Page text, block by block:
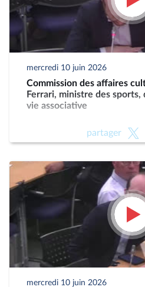
mercredi 10 juin 2026
Commission des affaires
Ferrari, ministre des sports,
vie associative
partager
mercredi 10 juin 2026